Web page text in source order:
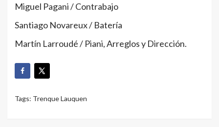
Miguel Pagani / Contrabajo
Santiago Novareux / Batería
Martín Larroudé / Piani, Arreglos y Dirección.
Tags: Trenque Lauquen